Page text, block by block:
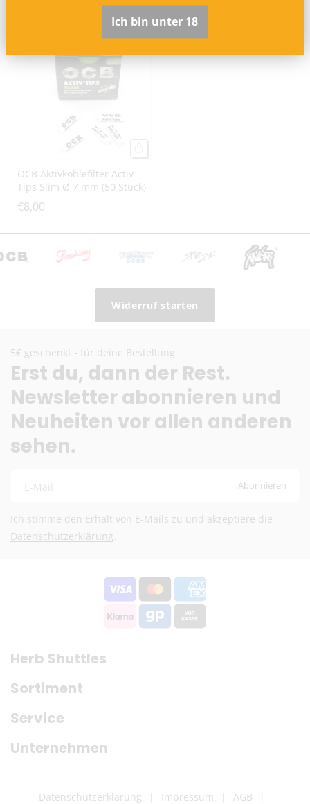
OCB Aktivkohlefilter Activ
Tips Slim Ø 7 mm (50 Stück)
€8,00
Widerruf starten
5€ geschenkt - für deine Bestellung.
Erst du, dann der Rest.
Newsletter abonnieren und
Neuheiten vor allen anderen
sehen.
E-Mail Abonnieren
Ich stimme den Erhalt von E-Mails zu und akzeptiere die
Datenschutzerklärung.
Herb Shuttles
Sortiment
Service
Unternehmen
Datenschutzerklärung Impressum AGB
Ich bin unter 18